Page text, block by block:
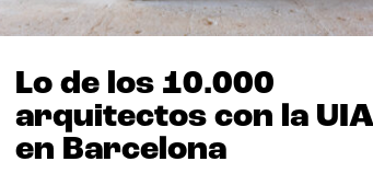
Lo de los 10.000
arquitectos con la UIA
en Barcelona